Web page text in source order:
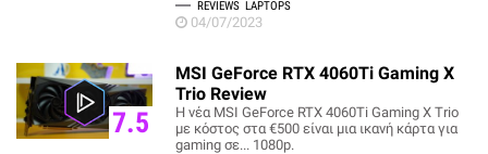
REVIEWS LAPTOPS
04/07/2023
7.5
MSI GeForce RTX 4060Ti Gaming X
Trio Review
Η νέα MSI GeForce RTX 4060Ti Gaming X Trio
με κόστος στα €500 είναι μια ικανή κάρτα για
gaming σε... 1080p.